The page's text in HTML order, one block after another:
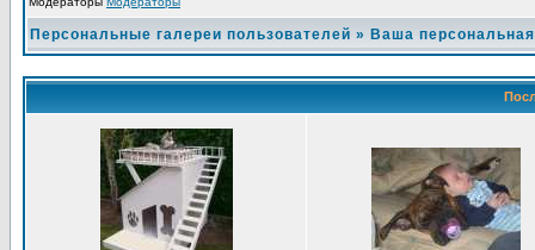
Персональные галереи пользователей » Ваша